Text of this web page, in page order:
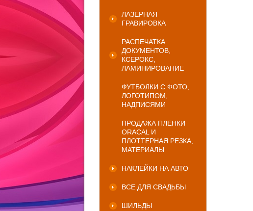
ЛАЗЕРНАЯ
ГРАВИРОВКА
РАСПЕЧАТКА
ДОКУМЕНТОВ,
КСЕРОКС,
ЛАМИНИРОВАНИЕ
ФУТБОЛКИ С ФОТО,
ЛОГОТИПОМ,
НАДПИСЯМИ
ПРОДАЖА ПЛЕНКИ
ORACAL И
ПЛОТТЕРНАЯ РЕЗКА,
МАТЕРИАЛЫ
НАКЛЕЙКИ НА АВТО
ВСЕ ДЛЯ СВАДЬБЫ
ШИЛЬДЫ